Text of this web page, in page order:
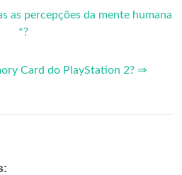
as percepções da mente humana
*?
Card do PlayStation 2? ⇒